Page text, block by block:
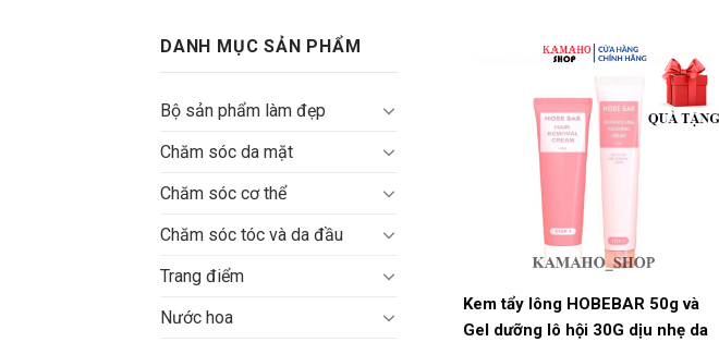
DANH MỤC SẢN PHẨM
Bộ sản phẩm làm đẹp
Chăm sóc da mặt
Chăm sóc cơ thể
Chăm sóc tóc và da đầu
Trang điểm
Nước hoa
Kem tẩy lông HOBEBAR 50g và
Gel dưỡng lô hội 30G dịu nhẹ da